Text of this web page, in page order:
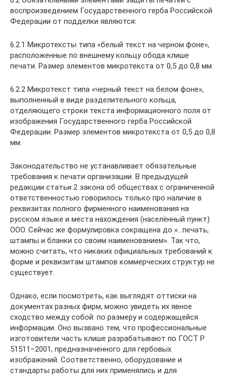
воспроизведением Государственного герба Российской
Федерации от подделки являются:
6.2.1 Микротексты типа «белый текст на черном фоне»,
расположенные по внешнему кольцу обода клише
печати. Размер элементов микротекста от 0,5 до 0,8 мм.
6.2.2 Микротекст типа «черный текст на белом фоне»,
выполненный в виде разделительного кольца,
отделяющего строки текста информационного поля от
изображения Государственного герба Российской
Федерации. Размер элементов микротекста от 0,5 до 0,8
мм.
Законодательство не устанавливает обязательные
требования к печати организации. В предыдущей
редакции статьи 2 закона об обществах с ограниченной
ответственностью говорилось только про наличие в
реквизитах полного фирменного наименования на
русском языке и места нахождения (населённый пункт)
ООО. Сейчас же формулировка сокращена до «…печать,
штампы и бланки со своим наименованием». Так что,
можно считать, что никаких официальных требований к
форме и реквизитам штампов коммерческих структур не
существует.
Однако, если посмотреть, как выглядят оттиски на
документах разных фирм, можно увидеть их явное
сходство между собой: по размеру и содержащейся
информации. Оно вызвано тем, что профессиональные
изготовители часть клише разрабатывают по ГОСТ Р
51511–2001, предназначенного для гербовых
изображений. Соответственно, оборудование и
стандарты работы для них применялись и для